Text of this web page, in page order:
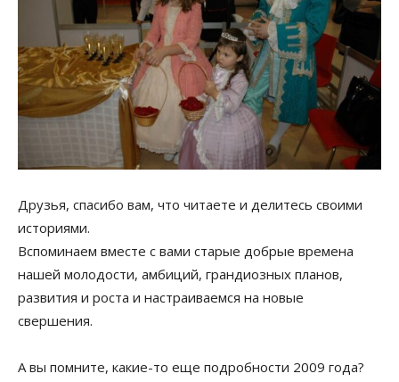
Друзья, спасибо вам, что читаете и делитесь своими
историями.
Вспоминаем вместе с вами старые добрые времена
нашей молодости, амбиций, грандиозных планов,
развития и роста и настраиваемся на новые
свершения.
А вы помните, какие-то еще подробности 2009 года?